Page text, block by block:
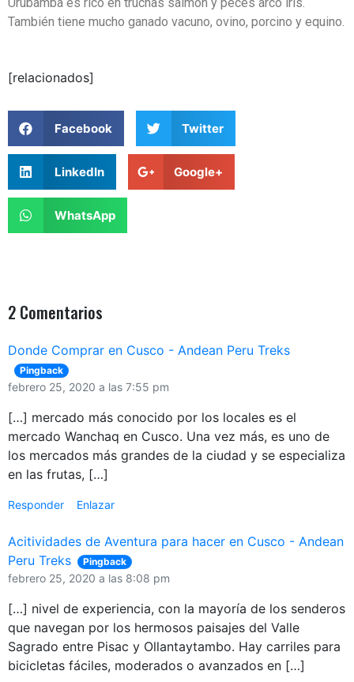
También tiene mucho ganado vacuno, ovino, porcino y equino.
[relacionados]
Facebook Twitter
LinkedIn Google+
WhatsApp
2 Comentarios
Donde Comprar en Cusco - Andean Peru Treks
Pingback
febrero 25, 2020 a las 7:55 pm
[…] mercado más conocido por los locales es el
mercado Wanchaq en Cusco. Una vez más, es uno de
los mercados más grandes de la ciudad y se especializa
en las frutas, […]
Responder Enlazar
Acitividades de Aventura para hacer en Cusco - Andean
Peru Treks
Pingback
febrero 25, 2020 a las 8:08 pm
[…] nivel de experiencia, con la mayoría de los senderos
que navegan por los hermosos paisajes del Valle
Sagrado entre Pisac y Ollantaytambo. Hay carriles para
bicicletas fáciles, moderados o avanzados en […]